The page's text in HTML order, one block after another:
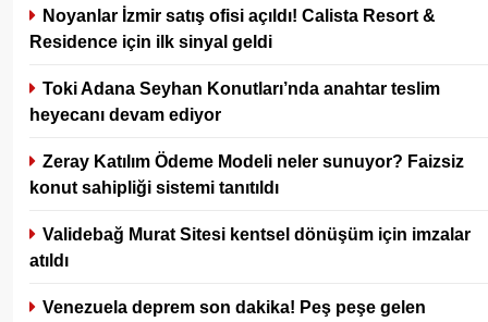
Noyanlar İzmir satış ofisi açıldı! Calista Resort &
Residence için ilk sinyal geldi
Toki Adana Seyhan Konutları’nda anahtar teslim
heyecanı devam ediyor
Zeray Katılım Ödeme Modeli neler sunuyor? Faizsiz
konut sahipliği sistemi tanıtıldı
Validebağ Murat Sitesi kentsel dönüşüm için imzalar
atıldı
Venezuela deprem son dakika! Peş peşe gelen